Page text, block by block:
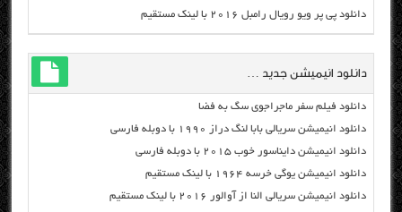
دانلود پی پر ویو رویال رامبل ۲۰۱۶ با لینک مستقیم
دانلود انیمیشن جدید …
دانلود فیلم سفر ماجراجوی سگ به فضا
دانلود انیمیشن سریالی بابا لنگ دراز ۱۹۹۰ با دوبله فارسی
دانلود انیمیشن دایناسور خوب ۲۰۱۵ با دوبله فارسی
دانلود انیمیشن یوگی خرسه ۱۹۶۴ با لینک مستقیم
دانلود انیمیشن سریالی النا از آوالور ۲۰۱۶ با لینک مستقیم